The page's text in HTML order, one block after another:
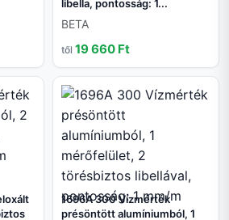
libella, pontosság: 1...
BETA
től 19 660 Ft
1696A 300 Vízmérték
présöntött alumíniumból, 1